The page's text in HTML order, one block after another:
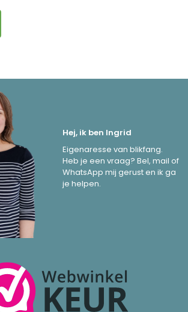
Hej, ik ben Ingrid
Eigenaresse van blikfang.
Heb je een vraag? Bel, mail of
WhatsApp mij gerust en ik ga
je helpen.